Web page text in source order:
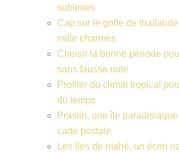
sublimes
Cap sur le golfe de
mille charmes
Choisir la bonne période
sans fausse note
Profiter du climat tropical
du temps
Praslin, une île
carte postale
Les îles de mahé, un écrin